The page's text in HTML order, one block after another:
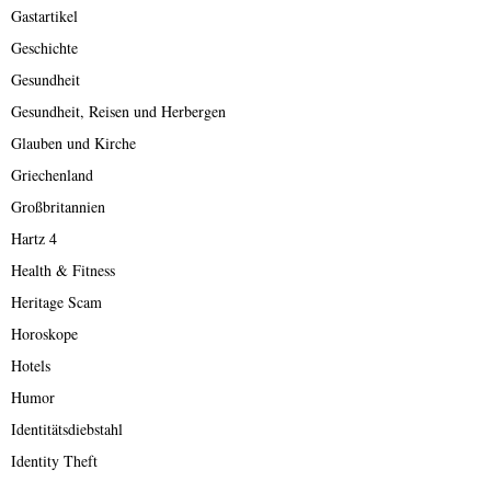
Gastartikel
Geschichte
Gesundheit
Gesundheit, Reisen und Herbergen
Glauben und Kirche
Griechenland
Großbritannien
Hartz 4
Health & Fitness
Heritage Scam
Horoskope
Hotels
Humor
Identitätsdiebstahl
Identity Theft